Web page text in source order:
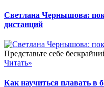
Светлана Чернышова:
дистанций
Представьте себе
Читать»
Как научиться плавать в